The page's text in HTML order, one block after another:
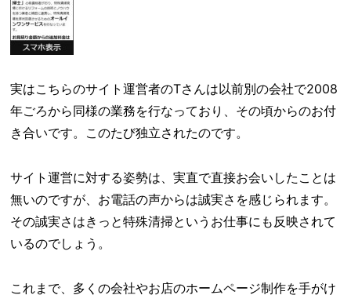
実はこちらのサイト運営者のTさんは以前別の会社で2008
年ごろから同様の業務を行なっており、その頃からのお付
き合いです。このたび独立されたのです。
サイト運営に対する姿勢は、実直で直接お会いしたことは
無いのですが、お電話の声からは誠実さを感じられます。
その誠実さはきっと特殊清掃というお仕事にも反映されて
いるのでしょう。
これまで、多くの会社やお店のホームページ制作を手がけ